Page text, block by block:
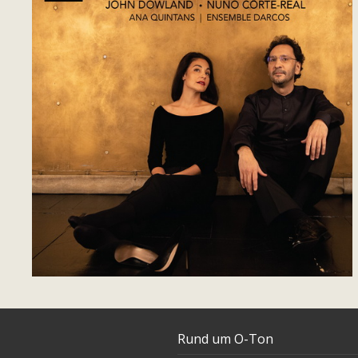
Rund um O-Ton